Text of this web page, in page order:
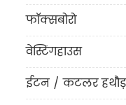
फॉक्सबोरो
वेस्टिंगहाउस
ईटन / कटलर